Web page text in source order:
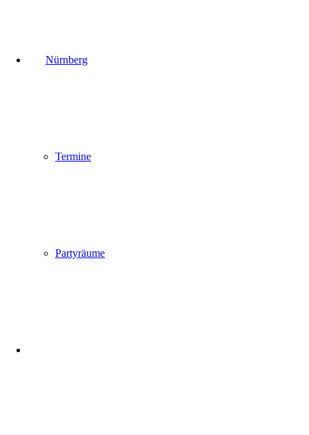
Nürnberg
Termine
Partyräume